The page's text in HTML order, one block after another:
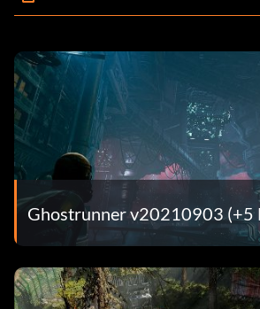
Ghostrunner v20210903 (+5